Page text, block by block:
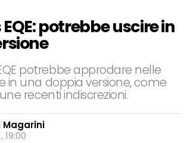
potrebbe uscire in
potrebbe approdare nelle
in una doppia versione, come
recenti indiscrezioni.
Magarini
19:00